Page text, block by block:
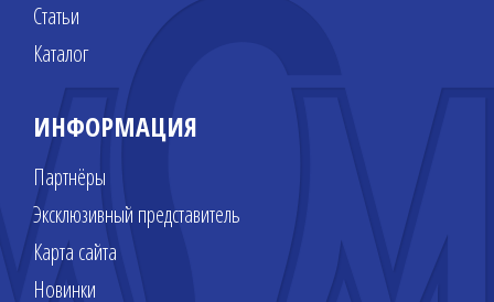
Статьи
Каталог
ИНФОРМАЦИЯ
Партнёры
Эксклюзивный представитель
Карта сайта
Новинки